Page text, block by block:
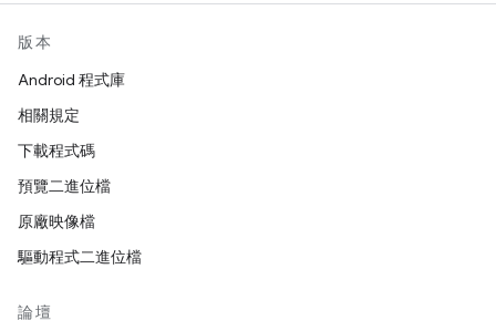
版本
Android 程式庫
相關規定
下載程式碼
預覽二進位檔
原廠映像檔
驅動程式二進位檔
論壇